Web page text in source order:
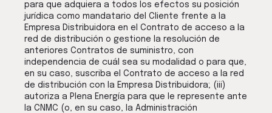
para que adquiera a todos los efectos su posición
jurídica como mandatario del Cliente frente a la
Empresa Distribuidora en el Contrato de acceso a la
red de distribución o gestione la resolución de
anteriores Contratos de suministro, con
independencia de cuál sea su modalidad o para que,
en su caso, suscriba el Contrato de acceso a la red
de distribución con la Empresa Distribuidora; (iii)
autoriza a Plena Energía para que le represente ante
la CNMC (o, en su caso, la Administración